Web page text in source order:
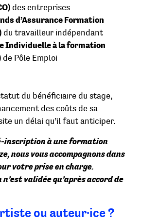
des entreprises
d’Assurance Formation
du travailleur indépendant
Individuelle à la formation
de Pôle Emploi
du bénéficiaire du stage,
des coûts de sa
un délai qu’il faut anticiper.
inscription à une formation
nous vous accompagnons dans
votre prise en charge.
validée qu’après accord de
ou auteur·ice ?